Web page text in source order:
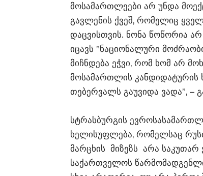
მოსამართლეები არ უნდა
გავლენის ქვეშ, რომელიც
დაცვისთვის. ნონა წოწორია
იცავს ”ნაციონალური
მიჩნდება ეჭვი, რომ ხომ არ
მოსამართლის კანდიდატურის
თებერვალს გაუვიდა ვადა”, –
სტრასბურგის
ხელისუფლება, რომელსაც
მარცხის მიზეზს არა
საქართველოს